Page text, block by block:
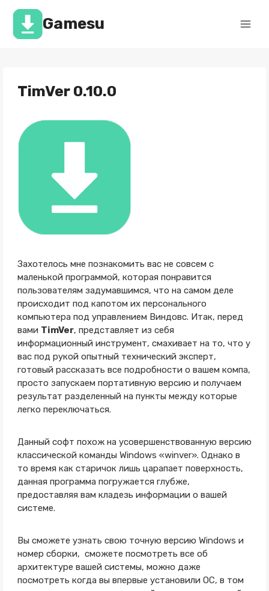
Перейти
содержимомуGamesu
TimVer 0.10.0
Захотелось мне познакомить вас не совсем с
маленькой программой, которая понравится
пользователям задумавшимся, что на самом деле
происходит под капотом их персонального
компьютера под управлением Виндовс. Итак, перед
вами TimVer, представляет из себя
информационный инструмент, смахивает на то, что у
вас под рукой опытный технический эксперт,
готовый рассказать все подробности о вашем компа,
просто запускаем портативную версию и получаем
результат разделенный на пункты между которые
легко переключаться.
Данный софт похож на усовершенствованную версию
классической команды Windows «winver». Однако в
то время как старичок лишь царапает поверхность,
данная программа погружается глубже,
предоставляя вам кладезь информации о вашей
системе.
Вы сможете узнать свою точную версию Windows и
номер сборки, сможете посмотреть все об
архитектуре вашей системы, можно даже
посмотреть когда вы впервые установили ОС, в том